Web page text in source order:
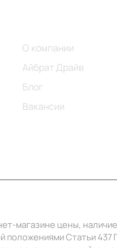
О компании
Айбрат Драйв
Блог
Вакансии
магазине цены,
Статьи 437